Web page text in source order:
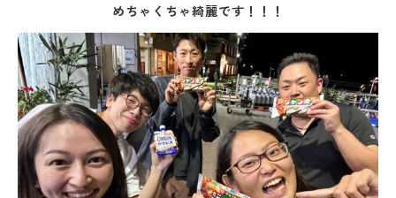
めちゃくちゃ綺麗です！！！